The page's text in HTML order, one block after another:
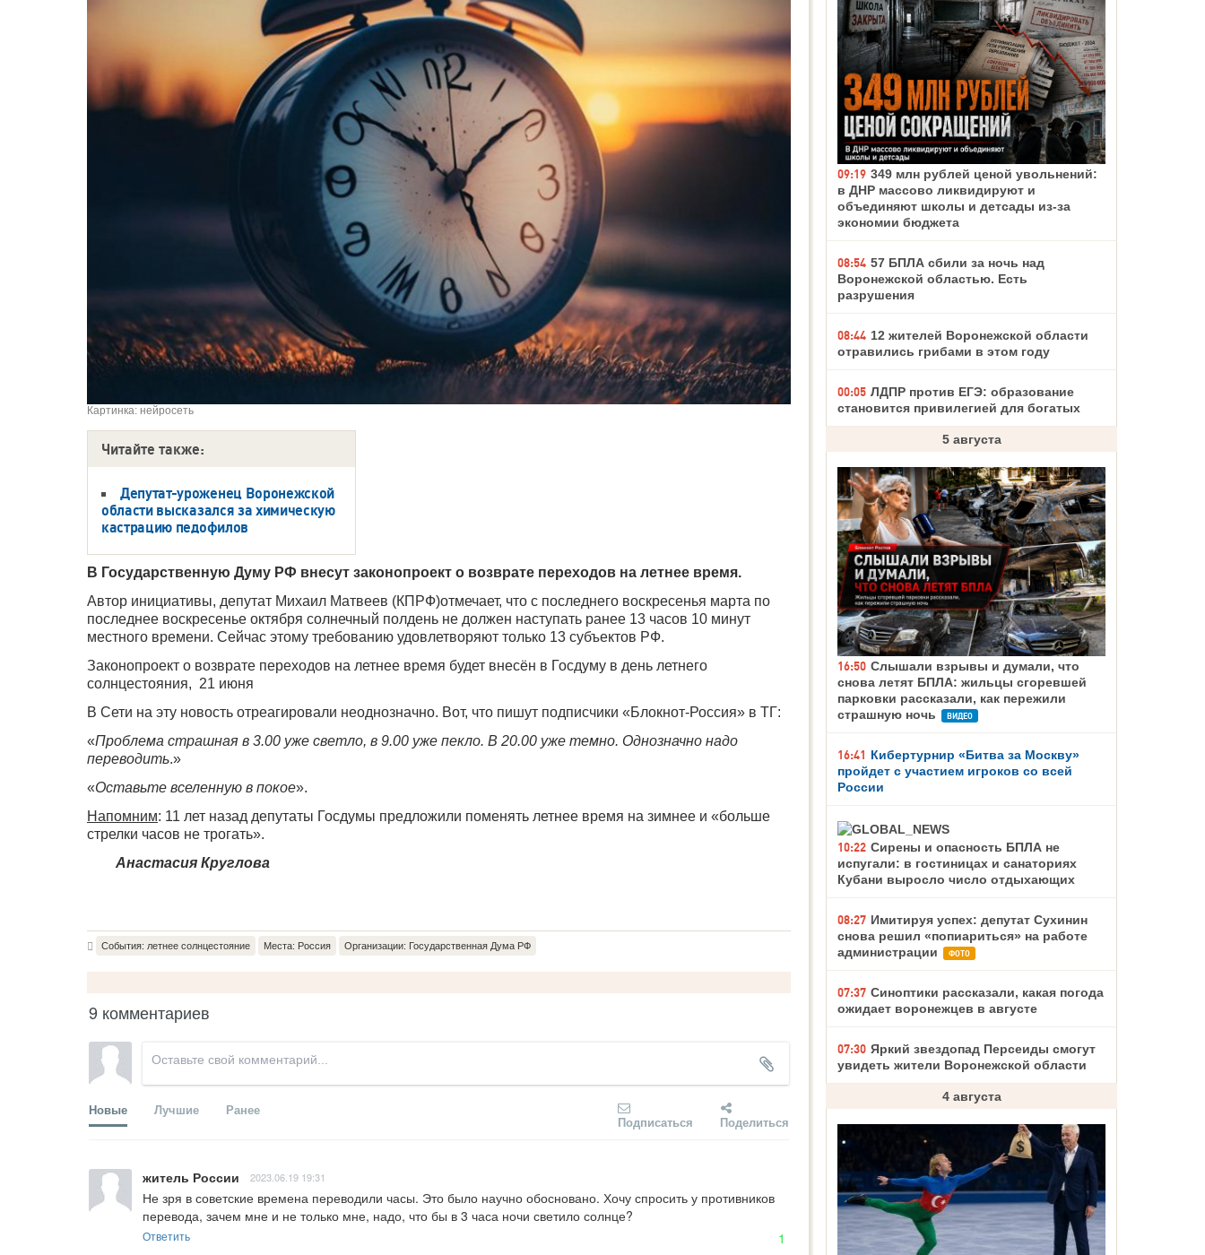
Картинка: нейросеть
Читайте также:
Депутат-уроженец Воронежской
области высказался за химическую
кастрацию педофилов
В Государственную Думу РФ внесут законопроект о возврате переходов на летнее время.
Автор инициативы, депутат Михаил Матвеев (КПРФ)отмечает, что с последнего воскресенья марта по
последнее воскресенье октября солнечный полдень не должен наступать ранее 13 часов 10 минут
местного времени. Сейчас этому требованию удовлетворяют только 13 субъектов РФ.
Законопроект о возврате переходов на летнее время будет внесён в Госдуму в день летнего
солнцестояния, 21 июня
В Сети на эту новость отреагировали неоднозначно. Вот, что пишут подписчики «Блокнот-Россия» в ТГ:
«Проблема страшная в 3.00 уже светло, в 9.00 уже пекло. В 20.00 уже темно. Однозначно надо
переводить.»
«Оставьте вселенную в покое».
Напомним: 11 лет назад депутаты Госдумы предложили поменять летнее время на зимнее и «больше
стрелки часов не трогать».
Анастасия Круглова
События: летнее солнцестояние Места: Россия Организации: Государственная Дума РФ
9 комментариев
Новые Лучшие Ранее
Подписаться Поделиться
житель России 2023.06.19 19:31
Не зря в советские времена переводили часы. Это было научно обосновано. Хочу спросить у противников
перевода, зачем мне и не только мне, надо, что бы в 3 часа ночи светило солнце?
Ответить 1
09:19 349 млн рублей ценой увольнений:
в ДНР массово ликвидируют и
объединяют школы и детсады из-за
экономии бюджета
08:54 57 БПЛА сбили за ночь над
Воронежской областью. Есть
разрушения
08:44 12 жителей Воронежской области
отравились грибами в этом году
00:05 ЛДПР против ЕГЭ: образование
становится привилегией для богатых
5 августа
16:50 Слышали взрывы и думали, что
снова летят БПЛА: жильцы сгоревшей
парковки рассказали, как пережили
страшную ночь
ВИДЕО
16:41 Кибертурнир «Битва за Москву»
пройдет с участием игроков со всей
России
10:22 Сирены и опасность БПЛА не
испугали: в гостиницах и санаториях
Кубани выросло число отдыхающих
08:27 Имитируя успех: депутат Сухинин
снова решил «попиариться» на работе
администрации
ФОТО
07:37 Синоптики рассказали, какая погода
ожидает воронежцев в августе
07:30 Яркий звездопад Персеиды смогут
увидеть жители Воронежской области
4 августа